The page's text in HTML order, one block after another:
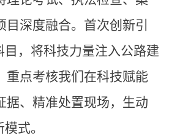
深度融合。首次创新引
目，将科技力量注入公路建
重点考核我们在科技赋能
据、精准处置现场，生动
式。